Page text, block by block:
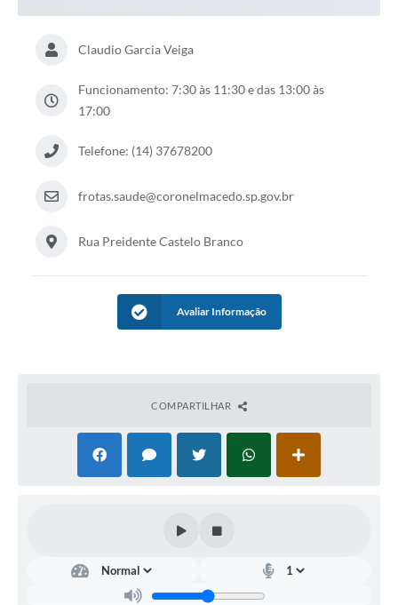
Claudio Garcia Veiga
Funcionamento: 7:30 às 11:30 e das 13:00 às
17:00
Telefone: (14) 37678200
frotas.saude@coronelmacedo.sp.gov.br
Rua Preidente Castelo Branco
Avaliar Informação
COMPARTILHAR